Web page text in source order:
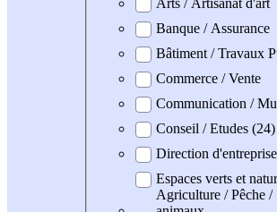
Banque / Assurance
Bâtiment / Travaux
Commerce / Vente
Communication /
Conseil / Etudes (24)
Direction d'entreprise
Espaces verts et
Agriculture / Pêche /